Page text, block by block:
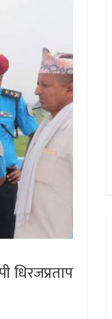
धिरजप्रताप